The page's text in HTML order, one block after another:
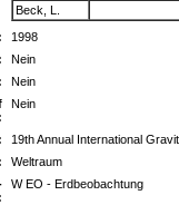
Beck, L.
1998
Nein
Nein
Nein
19th Annual International
Weltraum
W EO - Erdbeobachtung